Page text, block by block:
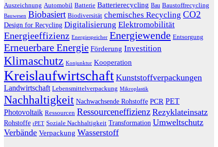
Auszeichnung Automobil Batterie Batterierecycling Bau Baustoffrecycling
Bauwesen Biobasiert Biodiversität chemisches Recycling CO2
Design for Recycling Digitalisierung Elektromobilität
Energieeffizienz Energiespeicher Energiewende Entsorgung
Erneuerbare Energie Förderung Investition
Klimaschutz Konjunktur Kooperation
Kreislaufwirtschaft Kunststoffverpackungen
Landwirtschaft Lebensmittelverpackung Mikroplastik
Nachhaltigkeit Nachwachsende Rohstoffe PCR PET
Photovoltaik Ressourcen Ressourceneffizienz Rezyklateinsatz
Rohstoffe rPET Soziale Nachhaltigkeit Transformation Umweltschutz
Verbände Verpackung Wasserstoff